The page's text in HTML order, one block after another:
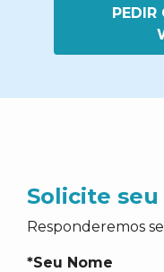
PEDIR
Solicite
Responderemos
*Seu Nome